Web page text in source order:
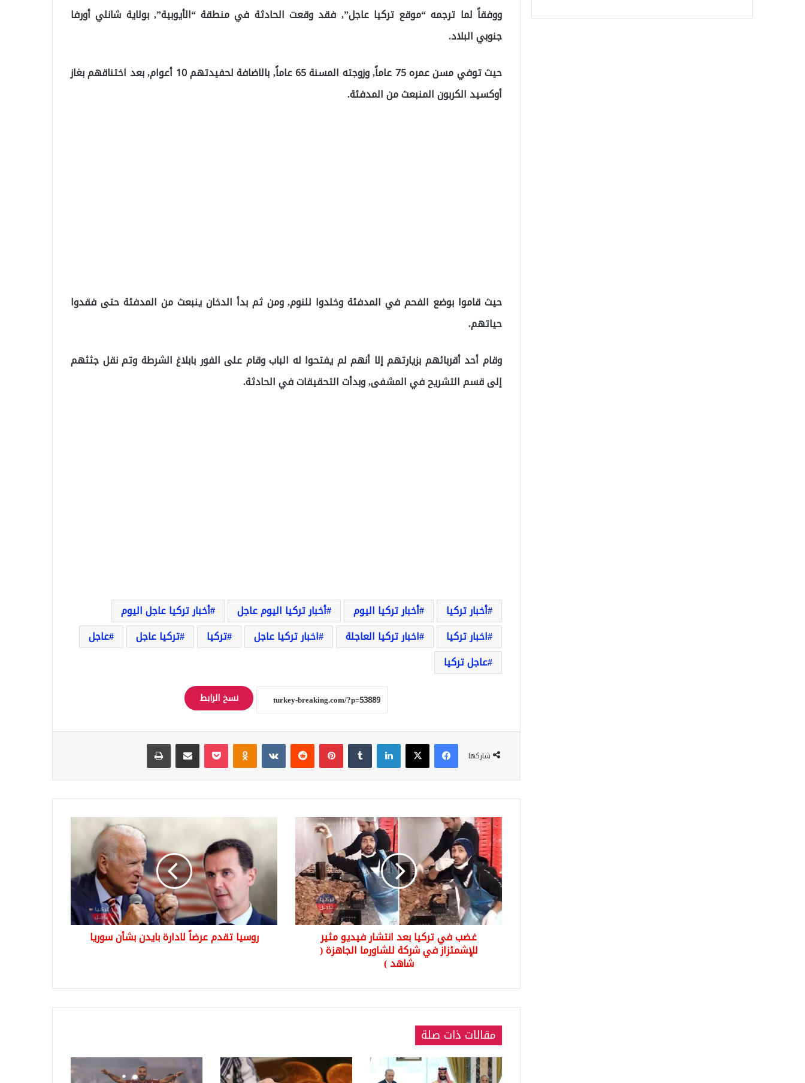
ووفقاً لما ترجمه “موقع تركيا عاجل”, فقد وقعت الحادثة في منطقة “الأيوبية”, بولاية شانلي أورفا
جنوبي البلاد.
حيث توفي مسن عمره 75 عاماً, وزوجته المسنة 65 عاماً, بالاضافة لحفيدتهم 10 أعوام, بعد اختناقهم بغاز
أوكسيد الكربون المنبعث من المدفئة.
حيث قاموا بوضع الفحم في المدفئة وخلدوا للنوم, ومن ثم بدأ الدخان ينبعث من المدفئة حتى فقدوا
حياتهم.
وقام أحد أقربائهم بزيارتهم إلا أنهم لم يفتحوا له الباب وقام على الفور بابلاغ الشرطة وتم نقل جثثهم
إلى قسم التشريح في المشفى, وبدأت التحقيقات في الحادثة.
أخبار تركيا أخبار تركيا اليوم أخبار تركيا اليوم عاجل
أخبار تركيا عاجل اليوم
اخبار تركيا
اخبار تركيا العاجلة اخبار تركيا عاجل تركيا تركيا عاجل
عاجل
عاجل تركيا
نسخ الرابط
شاركها
فيسبوك‫X لينكدإن بينتيريست Odnoklassniki
‫Pocket مشاركة عبر البريد طباعة
غضب
في
تركيا
بعد
انتشار
فيديو
مثير
للإشمئزاز
للشاورما
شاهد
غضب في تركيا بعد انتشار فيديو مثير
للإشمئزاز في شركة للشاورما الجاهزة (
شاهد )
لادارة
بايدن
سوريا
روسيا تقدم عرضاً لادارة بايدن بشأن سوريا
مقالات ذات صلة